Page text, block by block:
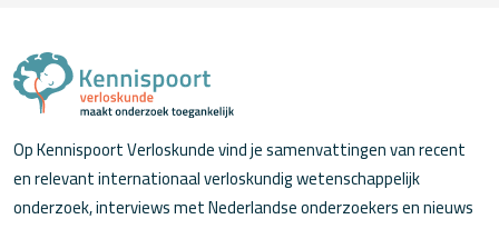
Op Kennispoort Verloskunde vind je samenvattingen van recent
en relevant internationaal verloskundig wetenschappelijk
onderzoek, interviews met Nederlandse onderzoekers en nieuws